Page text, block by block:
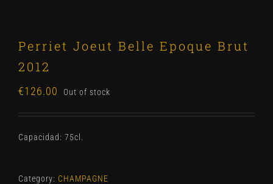
Perriet Joeut Belle Epoque Brut
2012
€126.00 Out of stock
Capacidad: 75cl.
Category: CHAMPAGNE